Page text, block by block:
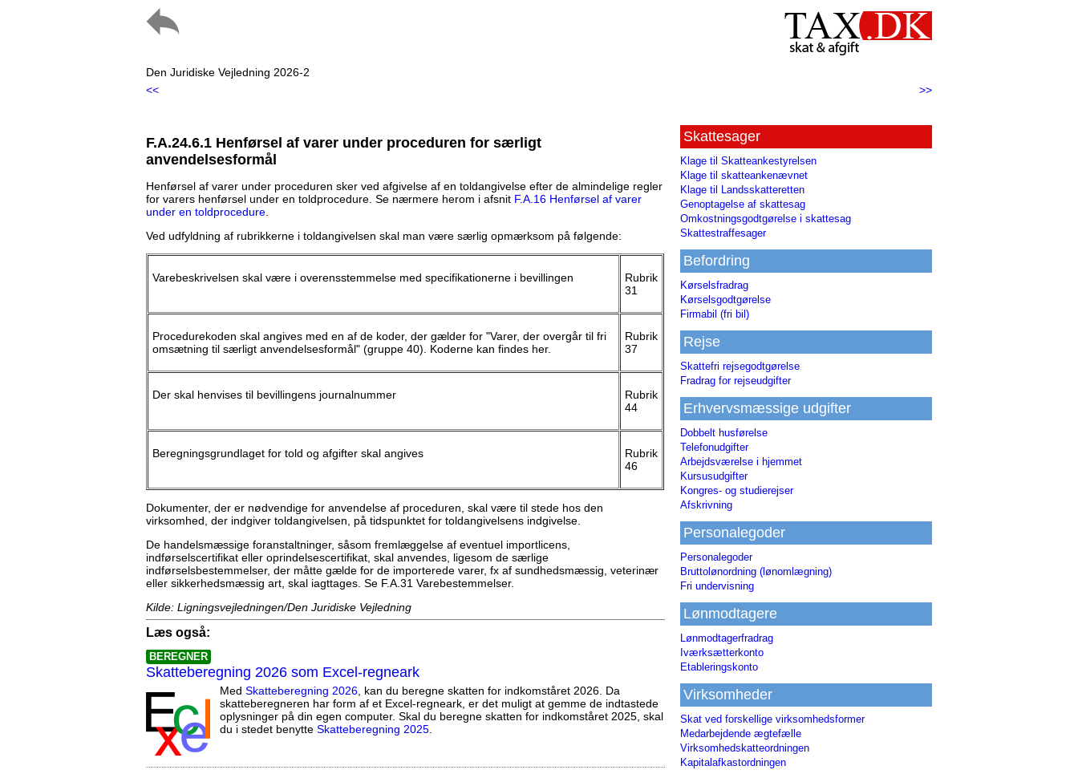
Den Juridiske Vejledning 2026-2
<<
>>
F.A.24.6.1 Henførsel af varer under proceduren for særligt
anvendelsesformål
Henførsel af varer under proceduren sker ved afgivelse af en toldangivelse efter de almindelige regler
for varers henførsel under en toldprocedure. Se nærmere herom i afsnit F.A.16 Henførsel af varer
under en toldprocedure
Ved udfyldning af rubrikkerne i toldangivelsen skal man være særlig opmærksom på følgende:
Varebeskrivelsen skal være i overensstemmelse med specifikationerne i bevillingen
Rubrik
31
Procedurekoden skal angives med en af de koder, der gælder for "Varer, der overgår til fri
omsætning til særligt anvendelsesformål" (gruppe 40). Koderne kan findes her.
Rubrik
37
Der skal henvises til bevillingens journalnummer
Rubrik
44
Beregningsgrundlaget for told og afgifter skal angives
Rubrik
46
Dokumenter, der er nødvendige for anvendelse af proceduren, skal være til stede hos den
virksomhed, der indgiver toldangivelsen, på tidspunktet for toldangivelsens indgivelse.
De handelsmæssige foranstaltninger, såsom fremlæggelse af eventuel importlicens,
indførselscertifikat eller oprindelsescertifikat, skal anvendes, ligesom de særlige
indførselsbestemmelser, der måtte gælde for de importerede varer, fx af sundhedsmæssig, veterinær
eller sikkerhedsmæssig art, skal iagttages. Se F.A.31 Varebestemmelser.
Kilde: Ligningsvejledningen/Den Juridiske Vejledning
Læs også:
BEREGNER
Skatteberegning 2026 som Excel-regneark
Med Skatteberegning 2026 , kan du beregne skatten for indkomståret 2026. Da
skatteberegneren har form af et Excel-regneark, er det muligt at gemme de indtastede
oplysninger på din egen computer. Skal du beregne skatten for indkomståret 2025, skal
du i stedet benytte Skatteberegning 2025
Skattesager
Klage til Skatteankestyrelsen
Klage til skatteankenævnet
Klage til Landsskatteretten
Genoptagelse af skattesag
Omkostningsgodtgørelse i skattesag
Skattestraffesager
Befordring
Kørselsfradrag
Kørselsgodtgørelse
Firmabil (fri bil)
Rejse
Skattefri rejsegodtgørelse
Fradrag for rejseudgifter
Erhvervsmæssige udgifter
Dobbelt husførelse
Telefonudgifter
Arbejdsværelse i hjemmet
Kursusudgifter
Kongres- og studierejser
Afskrivning
Personalegoder
Personalegoder
Bruttolønordning (lønomlægning)
Fri undervisning
Lønmodtagere
Lønmodtagerfradrag
Iværksætterkonto
Etableringskonto
Virksomheder
Skat ved forskellige virksomhedsformer
Medarbejdende ægtefælle
Virksomhedskatteordningen
Kapitalafkastordningen